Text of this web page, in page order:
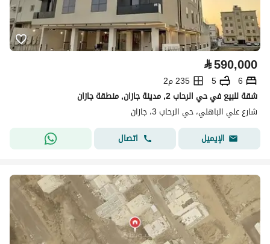
⃁590,000
6
5
235 م2
شقة للبيع في حي الرحاب 2, مدينة جازان, منطقة جازان
شارع علي الباهلي، حي الرحاب 3، جازان
الإيميل
اتصال